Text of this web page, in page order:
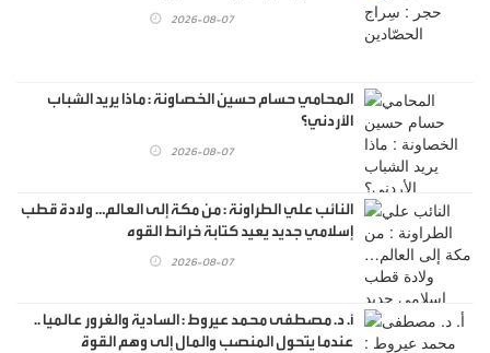
2026-08-07
المحامي حسام حسين الخصاونة : ماذا يريد الشباب
الأردني؟
2026-08-07
النائب علي الطراونة : من مكة إلى العالم… ولادة قطب
إسلامي جديد يعيد كتابة خرائط القوه
2026-08-07
أ. د. مصطفى محمد عيروط : السادية والغرور عالميا ..
عندما يتحول المنصب والمال إلى وهم القوة